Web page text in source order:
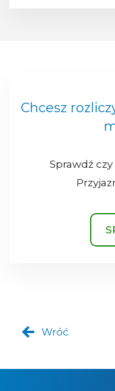
Chcesz
Sprawdź
Wróć